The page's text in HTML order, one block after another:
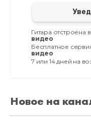
Гитара отстроена
видео
Бесплатное
видео
7 или 14 дней на
Новое на